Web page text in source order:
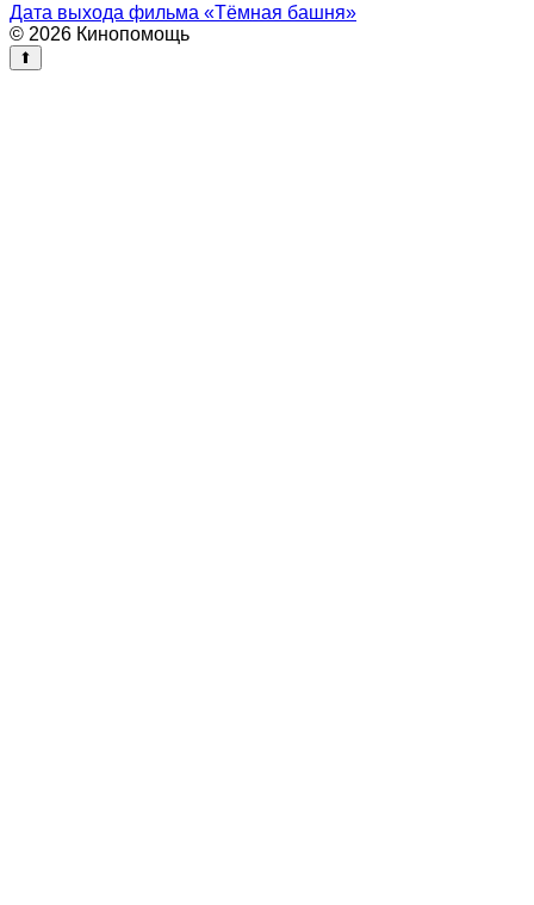
Дата выхода фильма «Тёмная башня»
© 2026 Кинопомощь